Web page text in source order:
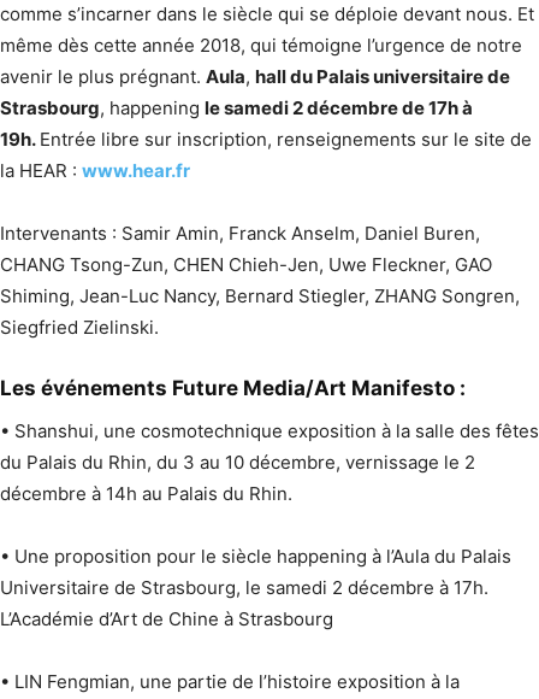
comme s’incarner dans le siècle qui se déploie devant nous. Et
même dès cette année 2018, qui témoigne l’urgence de notre
avenir le plus prégnant. Aula, hall du Palais universitaire de
Strasbourg, happening le samedi 2 décembre de 17h à
19h. Entrée libre sur inscription, renseignements sur le site de
la HEAR : www.hear.fr
Intervenants : Samir Amin, Franck Anselm, Daniel Buren,
CHANG Tsong-Zun, CHEN Chieh-Jen, Uwe Fleckner, GAO
Shiming, Jean-Luc Nancy, Bernard Stiegler, ZHANG Songren,
Siegfried Zielinski.
Les événements Future Media/Art Manifesto :
• Shanshui, une cosmotechnique exposition à la salle des fêtes
du Palais du Rhin, du 3 au 10 décembre, vernissage le 2
décembre à 14h au Palais du Rhin.
• Une proposition pour le siècle happening à l’Aula du Palais
Universitaire de Strasbourg, le samedi 2 décembre à 17h.
L’Académie d’Art de Chine à Strasbourg
• LIN Fengmian, une partie de l’histoire exposition à la